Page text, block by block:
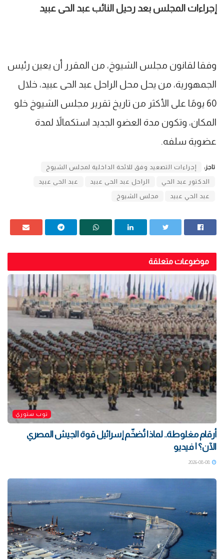
إجراءات المجلس بعد رحيل النائب عبد الحى عبيد
وفقا لقانون مجلس الشيوخ، من المقرر أن يعين رئيس
الجمهورية، من يحل محل الراحل عبد الحى عبيد، خلال
60 يومًا على الأكثر من تاريخ تقرير مجلس الشيوخ خلو
المكان، وتكون مدة العضو الجديد استكمالاً لمدة
عضوية سلفه.
تاجز: إجراءات التصعيد وفق للائحة الداخلية لمجلس الشيوخ
الدكتور عبد الحي الراحل عبد الحى عبيد عبد الحى عبيد
عبد الحي عبيد مجلس الشيوخ
موضوعات متعلقة
توب ستوري
أرقام مغلوطة.. لماذا تُضخّم إسرائيل قوة الجيش المصري
الآن؟ | فيديو
2026-08-08